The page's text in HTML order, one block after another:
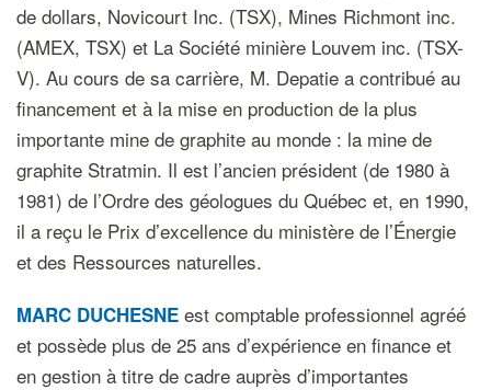
de dollars, Novicourt Inc. (TSX), Mines Richmont inc.
(AMEX, TSX) et La Société minière Louvem inc. (TSX-
V). Au cours de sa carrière, M. Depatie a contribué au
financement et à la mise en production de la plus
importante mine de graphite au monde : la mine de
graphite Stratmin. Il est l’ancien président (de 1980 à
1981) de l’Ordre des géologues du Québec et, en 1990,
il a reçu le Prix d’excellence du ministère de l’Énergie
et des Ressources naturelles.
MARC DUCHESNE est comptable professionnel agréé
et possède plus de 25 ans d’expérience en finance et
en gestion à titre de cadre auprès d’importantes